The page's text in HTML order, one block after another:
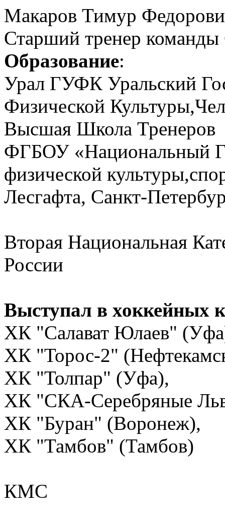
Макаров Тимур
Старший тренер
Образование:
Урал ГУФК Уральский
Физической
Высшая Школа Тренеров
ФГБОУ «Национальный
физической
Лесгафта, Санкт-
Вторая Национальная
России
Выступал в хоккейных
ХК "Салават Юлаев"
ХК "Торос-2"
ХК "Толпар" (Уфа),
ХК "СКА-Серебряные
ХК "Буран" (Воронеж),
ХК "Тамбов" (Тамбов)
КМС